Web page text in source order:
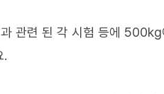
관련 된 각 시험 등에
.